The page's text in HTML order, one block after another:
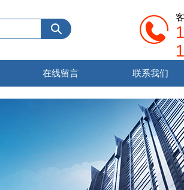
在线留言 联系我们